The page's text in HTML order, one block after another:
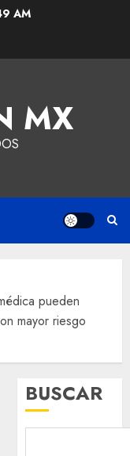
AM
MX
pueden
mayor riesgo
BUSCAR